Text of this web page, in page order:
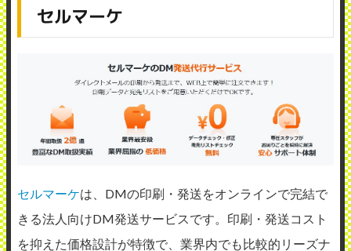
セルマーケ
セルマーケは、DMの印刷・発送をオンラインで完結で
きる法人向けDM発送サービスです。印刷・発送コスト
を抑えた価格設計が特徴で、業界内でも比較的リーズナ